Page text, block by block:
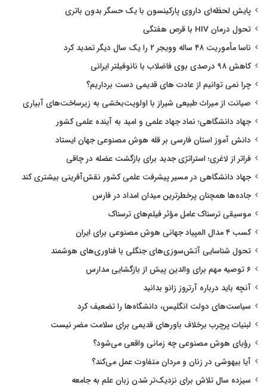
پایش لحظه‌ای داروی پارکینسون با یک حسگر بدون باتری
تحول درمان HIV با قرص هفتگی
ناسا مأموریت ۴۸ ساله وویجر ۲ را یک سال دیگر تمدید کرد
کاهش ۹۸ درصدی بوی فاضلاب با نانوفیلتر ایرانی
چرا نمی توانیم از عادت های قدیمی دست برداریم؟
صیانت از میراث طبیعی شیراز با اولویت‌بخشی به زیرساخت‌های آبیاری
جهاد دانشگاهی؛ نماد جهاد علمی و امید به آینده علمی کشور
دانش آموز استان فارسی بر قله هوش مصنوعی جهان ایستاد
فراتر از لاغری؛ استراتژی جدید برای بازگشت عضله در چاقی
جهاد دانشگاهی در مسیر پیشرفت علمی کشور نقش‌آفرینی بیشتری کند
جاده‌ها همچنان پرخطرترین میدان امداد در فارس
موسیقی ترسناک عامل مؤثر فیلم‌های ترسناک
کسب ۴ مدال المپیاد جهانی هوش مصنوعی برای ایران
تحول شناسایی آتش‌سوزی‌های جنگلی با فناوری‌های هوشمند
۶ توصیه مهم برای والدین پیش از بازگشایی مدارس
آنچه باید درباره آرتروز زانو بدانید
سیاست‌های دولت انگلیس، دانشگاه‌ها را تضعیف کرد
لبنیات پرچرب برخلاف باورهای قدیمی برای سلامت مضر نیست
رؤیای هوش مصنوعی چه زمانی واقعی می‌شود؟
آیا بیهوشی در زنان و مردان متفاوت عمل می‌کند؟
سیزده سال تلاش برای نزدیک‌تر شدن زبان علم به جامعه